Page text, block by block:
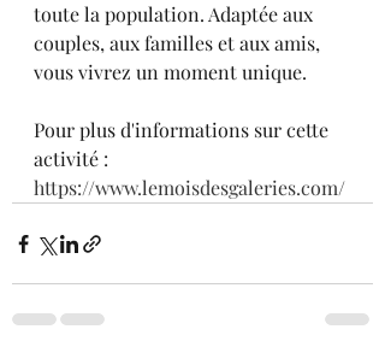
toute la population. Adaptée aux
couples, aux familles et aux amis,
vous vivrez un moment unique.
Pour plus d'informations sur cette
activité :
https://www.lemoisdesgaleries.com/